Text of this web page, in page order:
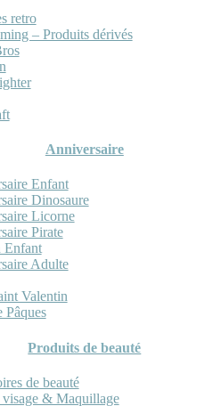
retro
– Produits dérivés
Anniversaire
Enfant
Dinosaure
Licorne
Pirate
Enfant
Adulte
Valentin
Pâques
Produits de beauté
de beauté
visage & Maquillage